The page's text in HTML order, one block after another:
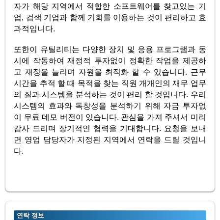
자가 해당 지역에서 적합한 소프트웨어를 찾고있는 기
업, 검색 기업과 함께 기회를 이용하는 것이 편리하고 효
과적입니다.
또한이 유틸리티는 다양한 장치 및 응용 프로그램과 동
시에 작동하여 재정적 투자없이 정확한 작업을 제공하
고 재정을 늘리며 자원을 최적화 할 수 있습니다. 근무
시간을 추적 할 때 목적을 찾는 직원 개개인의 재무 업무
의 질과 시스템을 분석하는 것이 편리 할 것입니다. 우리
시스템의 효과와 독창성을 분석하기 위해 자금 투자없
이 무료 데모 버전이 있습니다. 관심을 가져 주셔서 미리
감사 드리며 장기적인 협력을 기대합니다. 요청을 보내
면 영업 담당자가 지정된 지역에서 연락을 드릴 것입니
다.
연락 정보